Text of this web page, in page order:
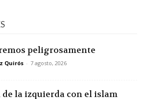
peligrosamente
Quirós - 7 agosto, 2026
la izquierda con el islam